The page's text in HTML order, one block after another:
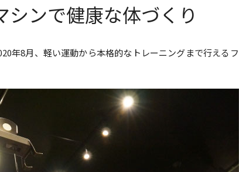
ンで健康な体づくり
年8月、軽い運動から本格的なトレーニングまで行えるフ